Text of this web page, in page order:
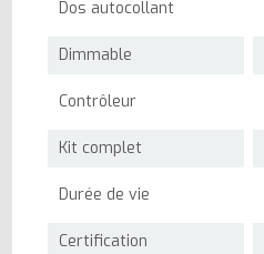
Dos autocollant
Dimmable
Contrôleur
Kit complet
Durée de vie
Certification